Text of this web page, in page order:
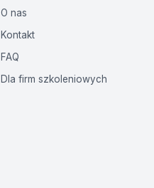
O nas
Kontakt
FAQ
Dla firm szkoleniowych